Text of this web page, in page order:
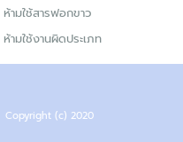
ห้ามใช้สารฟอกขาว
ห้ามใช้งานผิดประเภท
Copyright (c) 2020